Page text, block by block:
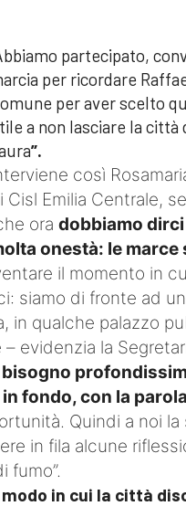
partecipato,
per ricordare
per aver scelto
a non lasciare la città
”.
così
Cisl Emilia Centrale,
ora dobbiamo
onestà: le
il momento in
siamo di fronte ad
in qualche palazzo
evidenzia la
fondo, con la
Quindi a noi
in fila alcune
fumo”.
in cui la città